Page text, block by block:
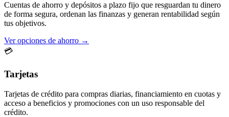
Cuentas de ahorro y depósitos a plazo fijo que resguardan tu dinero
de forma segura, ordenan las finanzas y generan rentabilidad según
tus objetivos.
Ver opciones de ahorro →
💳
Tarjetas
Tarjetas de crédito para compras diarias, financiamiento en cuotas y
acceso a beneficios y promociones con un uso responsable del
crédito.